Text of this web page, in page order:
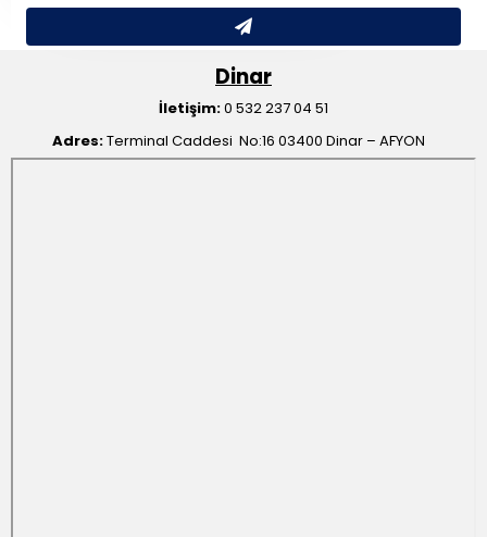
Dinar
İletişim:0 532 237 04 51
Adres:Terminal Caddesi No:16 03400 Dinar – AFYON